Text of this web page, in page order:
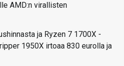
AMD:n virallisten
ja Ryzen 7 1700X -
1950X irtoaa 830 eurolla ja